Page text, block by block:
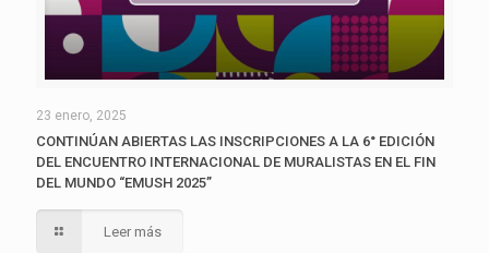
23 enero, 2025
CONTINÚAN ABIERTAS LAS INSCRIPCIONES A LA 6° EDICIÓN
DEL ENCUENTRO INTERNACIONAL DE MURALISTAS EN EL FIN
DEL MUNDO “EMUSH 2025”
Leer más